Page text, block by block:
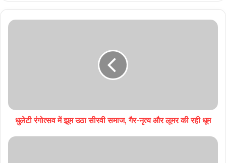
धुलेटी रंगोत्सव में झूम उठा सीरवी समाज, गैर-नृत्य और लूमर की रही धूम